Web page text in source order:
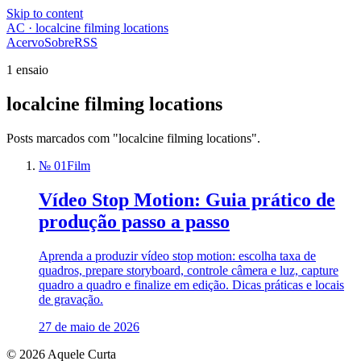
Skip to content
AC · localcine filming locations
AcervoSobreRSS
1 ensaio
localcine filming locations
Posts marcados com "localcine filming locations".
№ 01Film
Vídeo Stop Motion: Guia prático de
produção passo a passo
Aprenda a produzir vídeo stop motion: escolha taxa de
quadros, prepare storyboard, controle câmera e luz, capture
quadro a quadro e finalize em edição. Dicas práticas e locais
de gravação.
27 de maio de 2026
© 2026 Aquele Curta